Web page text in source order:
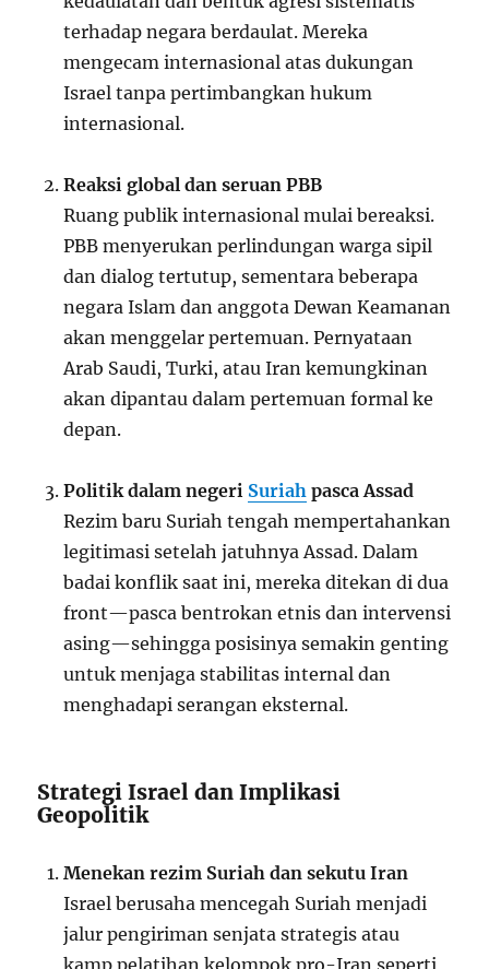
terhadap negara berdaulat. Mereka
mengecam internasional atas dukungan
Israel tanpa pertimbangkan hukum
internasional.
Reaksi global dan seruan PBB
Ruang publik internasional mulai bereaksi.
PBB menyerukan perlindungan warga sipil
dan dialog tertutup, sementara beberapa
negara Islam dan anggota Dewan Keamanan
akan menggelar pertemuan. Pernyataan
Arab Saudi, Turki, atau Iran kemungkinan
akan dipantau dalam pertemuan formal ke
depan.
Politik dalam negeri Suriah pasca Assad
Rezim baru Suriah tengah mempertahankan
legitimasi setelah jatuhnya Assad. Dalam
badai konflik saat ini, mereka ditekan di dua
front—pasca bentrokan etnis dan intervensi
asing—sehingga posisinya semakin genting
untuk menjaga stabilitas internal dan
menghadapi serangan eksternal.
Strategi Israel dan Implikasi
Geopolitik
Menekan rezim Suriah dan sekutu Iran
Israel berusaha mencegah Suriah menjadi
jalur pengiriman senjata strategis atau
kamp pelatihan kelompok pro-Iran seperti